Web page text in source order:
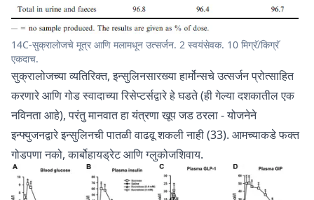
14C-सुक्रालोजचे मूत्र आणि मलामधून उत्सर्जन. 2 स्वयंसेवक. 10 मिग्रॅ/किग्रॅ
एकदाच.
सुक्रालोजच्या व्यतिरिक्त, इन्सुलिनसारख्या हार्मोन्सचे उत्सर्जन प्रोत्साहित
करणारे आणि गोड स्वादाच्या रिसेप्टर्सद्वारे हे घडते (ही गेल्या दशकातील एक
नविनता आहे), परंतु मानवात हा यंत्रणा खूप जड ठरला - योजनेने
इन्फ्युजनद्वारे इन्सुलिनची पातळी वाढवू शकली नाही (33). आमच्याकडे फक्त
गोडपणा नको, कार्बोहायड्रेट आणि ग्लुकोजशिवाय.